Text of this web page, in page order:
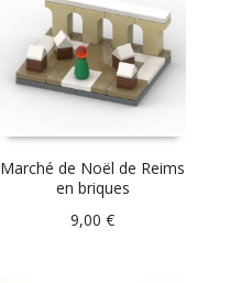
Marché de Noël de Reims
en briques
9,00€